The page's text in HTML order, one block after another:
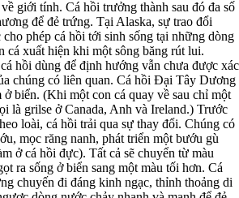
giới tính. Cá hồi trưởng thành sau đó đa số
để đẻ trứng. Tại Alaska, sự trao đổi
phép cá hồi tới sinh sống tại những dòng
cá xuất hiện khi một sông băng rút lui.
hồi dùng để định hướng vẫn chưa được xác
chúng có liên quan. Cá hồi Đại Tây Dương
biển. (Khi một con cá quay về sau chỉ một
là grilse ở Canada, Anh và Ireland.) Trước
loài, cá hồi trải qua sự thay đổi. Chúng có
mọc răng nanh, phát triển một bướu gù
ở cá hồi đực). Tất cả sẽ chuyển từ màu
ra sống ở biển sang một màu tối hơn. Cá
chuyến đi đáng kinh ngạc, thỉnh thoảng di